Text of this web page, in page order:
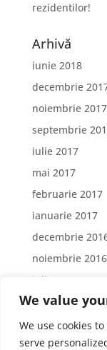
We value
We use cookies
serve
rezidentilor!
Arhivă
iunie 2018
decembrie
noiembrie 2017
septembrie
iulie 2017
mai 2017
februarie 2017
ianuarie 2017
decembrie
noiembrie 2016
iulie 2016
iunie 2016